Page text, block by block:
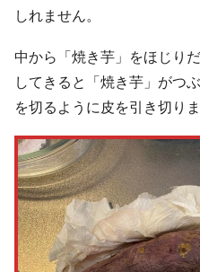
しれません。
中から「焼き芋」をほじり
してきると「焼き芋」がつ
を切るように皮を引き切りま